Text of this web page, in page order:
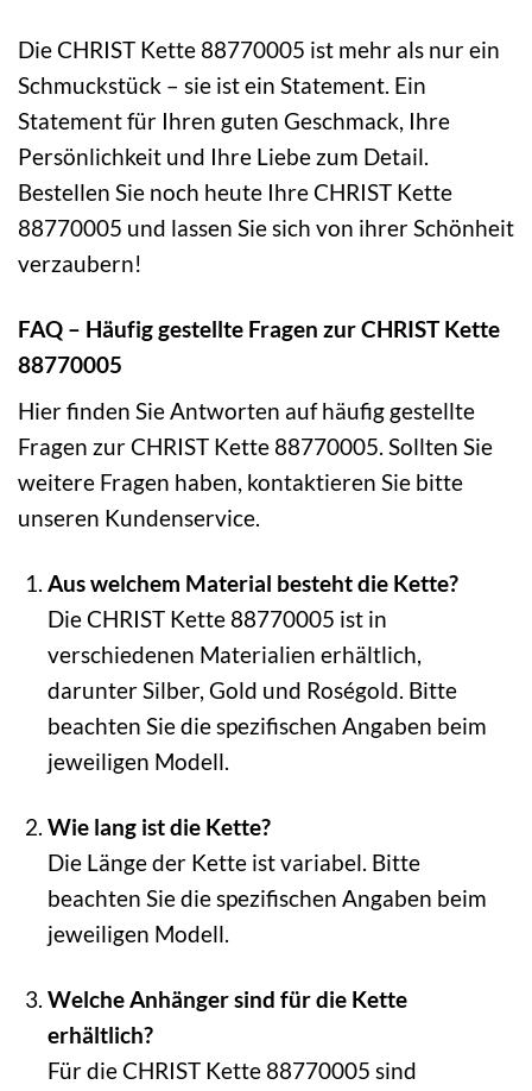
Die CHRIST Kette 88770005 ist mehr als nur ein
Schmuckstück – sie ist ein Statement. Ein
Statement für Ihren guten Geschmack, Ihre
Persönlichkeit und Ihre Liebe zum Detail.
Bestellen Sie noch heute Ihre CHRIST Kette
88770005 und lassen Sie sich von ihrer Schönheit
verzaubern!
FAQ – Häufig gestellte Fragen zur CHRIST Kette
88770005
Hier finden Sie Antworten auf häufig gestellte
Fragen zur CHRIST Kette 88770005. Sollten Sie
weitere Fragen haben, kontaktieren Sie bitte
unseren Kundenservice.
Aus welchem Material besteht die Kette?
Die CHRIST Kette 88770005 ist in
verschiedenen Materialien erhältlich,
darunter Silber, Gold und Roségold. Bitte
beachten Sie die spezifischen Angaben beim
jeweiligen Modell.
Wie lang ist die Kette?
Die Länge der Kette ist variabel. Bitte
beachten Sie die spezifischen Angaben beim
jeweiligen Modell.
Welche Anhänger sind für die Kette
erhältlich?
Für die CHRIST Kette 88770005 sind